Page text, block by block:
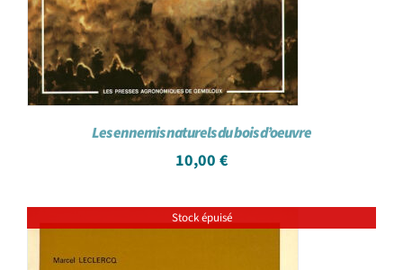
Les ennemis naturels du bois d’oeuvre
10,00 €
Stock épuisé